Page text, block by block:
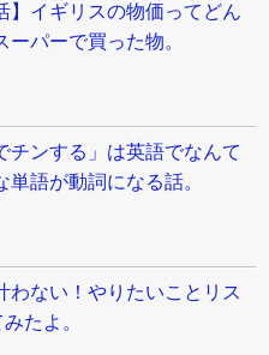
】イギリスの物価ってどん
ーパーで買った物。
チンする」は英語でなんて
単語が動詞になる話。
わない！やりたいことリス
たよ。